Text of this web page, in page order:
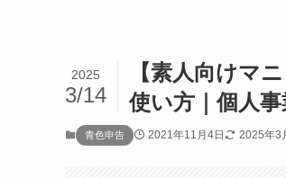
【素人向けマ
使い方｜個人
2025
3/14
青色申告 2021年11月4日 2025年3